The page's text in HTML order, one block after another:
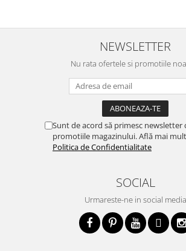
NEWSLETTER
Nu rata ofertele si promotiile
Sunt de acord să primesc newsletter
promotiile magazinului. Află mai
Politica de Confidentialitate
SOCIAL
Urmareste-ne in social media